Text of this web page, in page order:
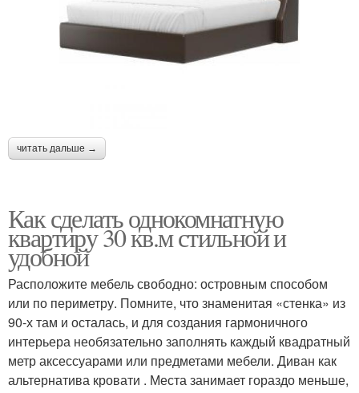
читать дальше →
Как сделать однокомнатную
квартиру 30 кв.м стильной и
удобной
Расположите мебель свободно: островным способом
или по периметру. Помните, что знаменитая «стенка» из
90-х там и осталась, и для создания гармоничного
интерьера необязательно заполнять каждый квадратный
метр аксессуарами или предметами мебели. Диван как
альтернатива кровати . Места занимает гораздо меньше,